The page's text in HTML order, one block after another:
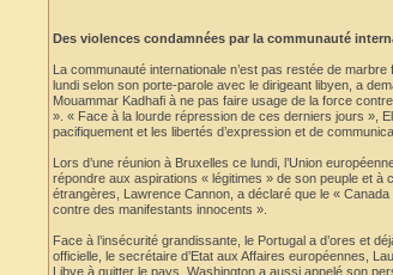
Des violences condamnées par la communauté
La communauté internationale n’est pas restée de
lundi selon son porte-parole avec le dirigeant libyen, a
Mouammar Kadhafi à ne pas faire usage de la force
». « Face à la lourde répression de ces derniers jours »,
pacifiquement et les libertés d’expression et de
Lors d’une réunion à Bruxelles ce lundi, l’Union
répondre aux aspirations « légitimes » de son peuple et
étrangères, Lawrence Cannon, a déclaré que le «
contre des manifestants innocents ».
Face à l’insécurité grandissante, le Portugal a d’ores et
officielle, le secrétaire d’Etat aux Affaires européennes,
Libye à quitter le pays. Washington a aussi appelé son